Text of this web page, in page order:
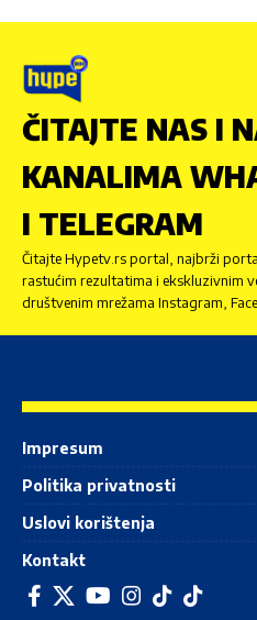
ČITAJTE NAS I
KANALIMA
I TELEGRAM
Čitajte Hypetv.rs portal, najbrži
rastućim rezultatima i ekskluzivnim
društvenim mrežama Instagram,
Impresum
Politika privatnosti
Uslovi korištenja
Kontakt